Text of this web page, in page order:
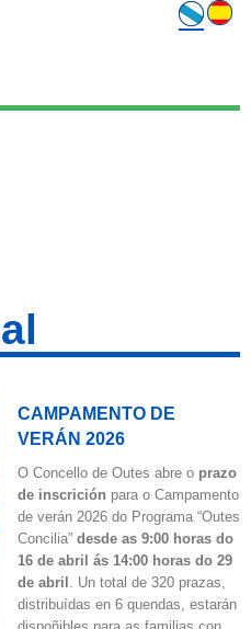
CAMPAMENTO DE
VERÁN 2026
O Concello de Outes abre o prazo
de inscrición para o Campamento
de verán 2026 do Programa “Outes
Concilia” desde as 9:00 horas do
16 de abril ás 14:00 horas do 29
de abril . Un total de 320 prazas,
distribuídas en 6 quendas, estarán